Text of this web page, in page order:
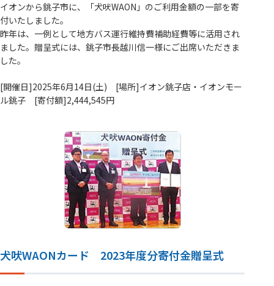
イオンから銚子市に、「犬吠WAON」のご利用金額の一部を寄
付いたしました。
昨年は、一例として地方バス運行維持費補助経費等に活用され
ました。贈呈式には、銚子市長越川信一様にご出席いただきま
した。
[開催日]2025年6月14日(土) [場所]イオン銚子店・イオンモー
ル銚子 [寄付額]2,444,545円
犬吠WAONカード 2023年度分寄付金贈呈式